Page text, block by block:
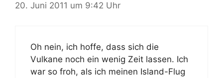
20. Juni 2011 um 9:42 Uhr
Oh nein, ich hoffe, dass sich die
Vulkane noch ein wenig Zeit lassen. Ich
war so froh, als ich meinen Island-Flug